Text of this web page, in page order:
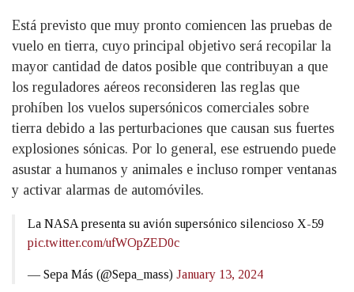
Está previsto que muy pronto comiencen las pruebas de
vuelo en tierra, cuyo principal objetivo será recopilar la
mayor cantidad de datos posible que contribuyan a que
los reguladores aéreos reconsideren las reglas que
prohíben los vuelos supersónicos comerciales sobre
tierra debido a las perturbaciones que causan sus fuertes
explosiones sónicas. Por lo general, ese estruendo puede
asustar a humanos y animales e incluso romper ventanas
y activar alarmas de automóviles.
La NASA presenta su avión supersónico silencioso X-59
pic.twitter.com/ufWOpZED0c
— Sepa Más (@Sepa_mass) January 13, 2024